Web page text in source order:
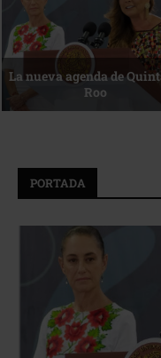
Reconocimiento de
PORTADA